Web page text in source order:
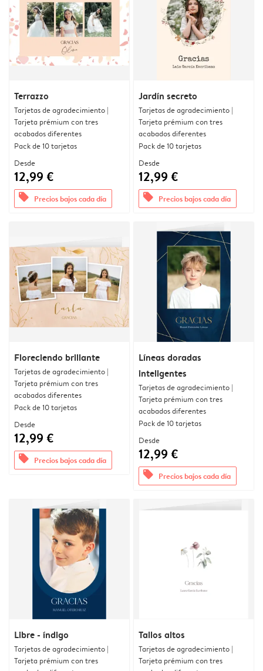
Terrazzo
Tarjetas de agradecimiento |
Tarjeta prémium con tres
acabados diferentes
Pack de 10 tarjetas
Desde
12,99 €
offers Precios bajos cada día
Jardín secreto
Tarjetas de agradecimiento |
Tarjeta prémium con tres
acabados diferentes
Pack de 10 tarjetas
Desde
12,99 €
offers Precios bajos cada día
Floreciendo brillante
Tarjetas de agradecimiento |
Tarjeta prémium con tres
acabados diferentes
Pack de 10 tarjetas
Desde
12,99 €
offers Precios bajos cada día
Líneas doradas
inteligentes
Tarjetas de agradecimiento |
Tarjeta prémium con tres
acabados diferentes
Pack de 10 tarjetas
Desde
12,99 €
offers Precios bajos cada día
Libre - índigo
Tarjetas de agradecimiento |
Tarjeta prémium con tres
Tallos altos
Tarjetas de agradecimiento |
Tarjeta prémium con tres